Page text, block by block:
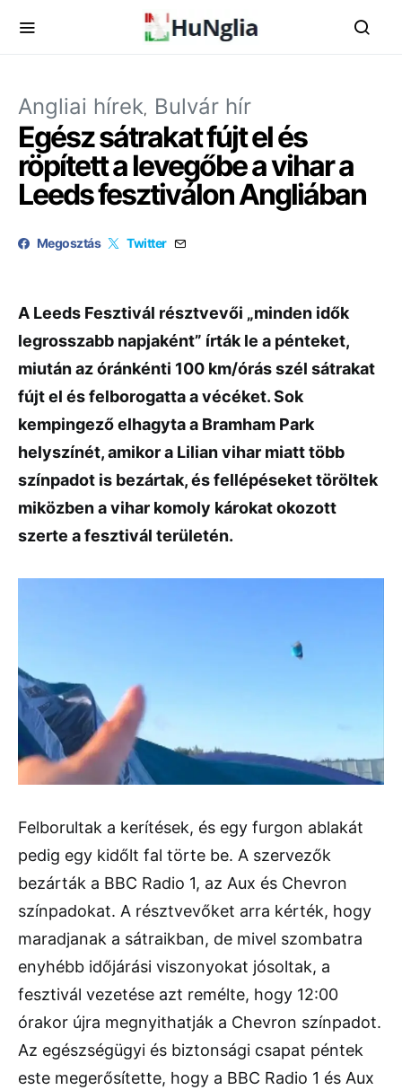
Angliai hírek Bulvár hír
Egész sátrakat fújt el és
röpített a levegőbe a vihar a
Leeds fesztiválon Angliában
Megosztás Twitter
A Leeds Fesztivál résztvevői „minden idők
legrosszabb napjaként” írták le a pénteket,
miután az óránkénti 100 km/órás szél sátrakat
fújt el és felborogatta a vécéket. Sok
kempingező elhagyta a Bramham Park
helyszínét, amikor a Lilian vihar miatt több
színpadot is bezártak, és fellépéseket töröltek
miközben a vihar komoly károkat okozott
szerte a fesztivál területén.
Felborultak a kerítések, és egy furgon ablakát
pedig egy kidőlt fal törte be. A szervezők
bezárták a BBC Radio 1, az Aux és Chevron
színpadokat. A résztvevőket arra kérték, hogy
maradjanak a sátraikban, de mivel szombatra
enyhébb időjárási viszonyokat jósoltak, a
fesztivál vezetése azt remélte, hogy 12:00
órakor újra megnyithatják a Chevron színpadot.
Az egészségügyi és biztonsági csapat péntek
este megerősítette, hogy a BBC Radio 1 és Aux